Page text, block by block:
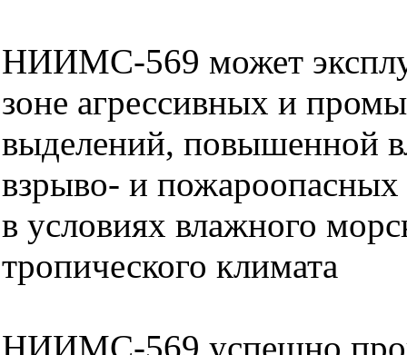
НИИМС-569 может
зоне агрессивных и
выделений, повышенной
взрыво- и пожароопасных
в условиях влажного
тропического климата
НИИМС-569 успешно